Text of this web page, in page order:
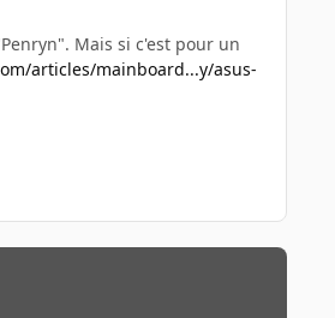
Mais si c'est pour un
articles/mainboard...y/asus-